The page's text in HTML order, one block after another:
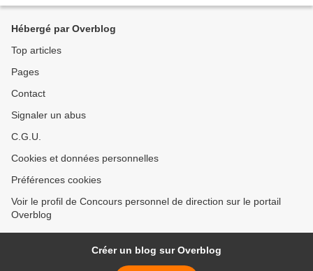
Hébergé par Overblog
Top articles
Pages
Contact
Signaler un abus
C.G.U.
Cookies et données personnelles
Préférences cookies
Voir le profil de Concours personnel de direction sur le portail
Overblog
Créer un blog sur Overblog